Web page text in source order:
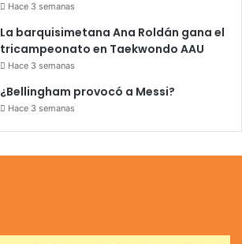
Hace 3 semanas
La barquisimetana Ana Roldán gana el
tricampeonato en Taekwondo AAU
Hace 3 semanas
¿Bellingham provocó a Messi?
Hace 3 semanas